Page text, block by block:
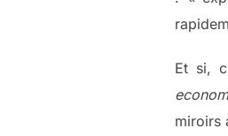
Et si,
miroirs